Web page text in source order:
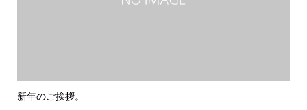
新年のご挨拶。